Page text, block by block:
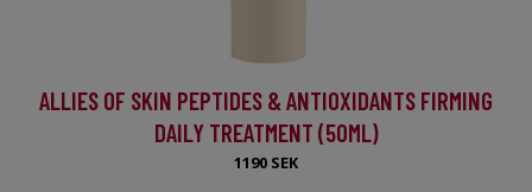
ALLIES OF SKIN PEPTIDES & ANTIOXIDANTS FIRMING
DAILY TREATMENT (50ML)
1190 SEK